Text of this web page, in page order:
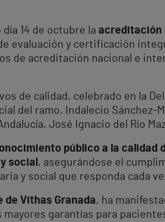
14 de octubre la acreditación
evaluación y certificación
de acreditación nacional e
de calidad, celebrado en la
del ramo, Indalecio
José Ignacio del Río
público a la calidad
social , asegurándose el
y social que responda cada
de Vithas Granada, ha
garantías para